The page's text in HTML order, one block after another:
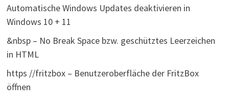
Automatische Windows Updates deaktivieren in
Windows 10 + 11
&nbsp – No Break Space bzw. geschütztes Leerzeichen
in HTML
https //fritzbox – Benutzeroberfläche der FritzBox
öffnen